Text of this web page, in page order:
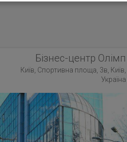
Бізнес-центр Олімп
Київ, Спортивна площа, 3в, Київ,
Україна